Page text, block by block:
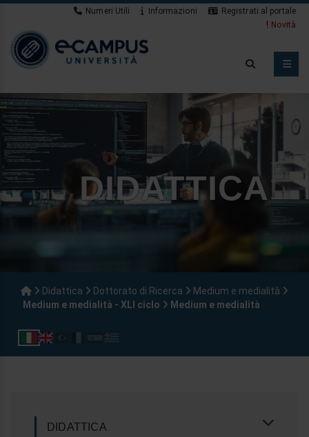
Numeri Utili Informazioni
Registrati al portale
Novità
DIDATTICA
Didattica Dottorato di Ricerca
Medium e medialità
Medium e medialità - XLI ciclo
Medium e medialità
DIDATTICA